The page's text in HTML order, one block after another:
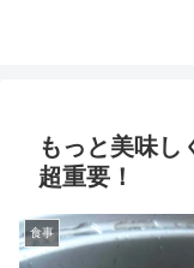
もっと美味し
超重要！
食事